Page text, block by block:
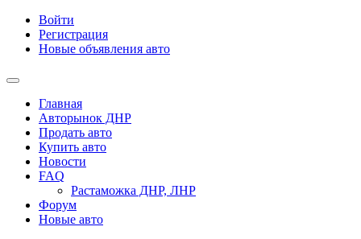
Войти
Регистрация
Новые объявления авто
Главная
Авторынок ДНР
Продать авто
Купить авто
Новости
FAQ
Растаможка ДНР, ЛНР
Форум
Новые авто